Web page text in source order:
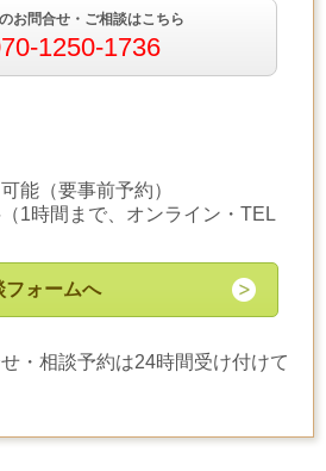
お問合せ・ご相談はこちら
1250-1736
能（要事前予約）
1時間まで、オンライン・TEL
フォームへ
・相談予約は24時間受け付けて